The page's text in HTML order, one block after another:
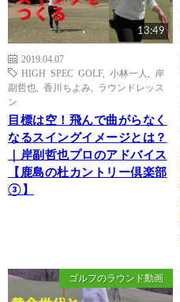
13:49
2019.04.07
HIGH SPEC GOLF, 小林一人
岸
副哲也
香川ちよみ
ラウンドレッス
ン
目標は空！飛んで曲がらなく
なるスイングイメージとは？
｜岸副哲也プロのアドバイス
【鹿島の杜カントリー倶楽部
③】
ゴルフのラウンド動画